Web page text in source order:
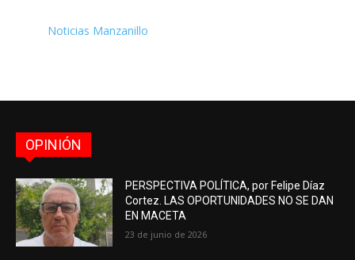
Noticias Manzanillo
OPINIÓN
PERSPECTIVA POLÍTICA, por Felipe Díaz
Cortez. LAS OPORTUNIDADES NO SE DAN
EN MACETA
23 de junio de 2026